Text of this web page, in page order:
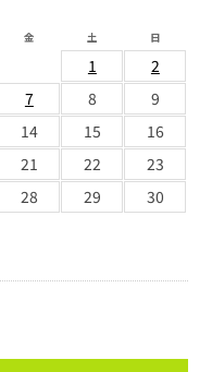
金 土 日
1
2
7 8
9
14 15
16
21 22
23
28 29
30